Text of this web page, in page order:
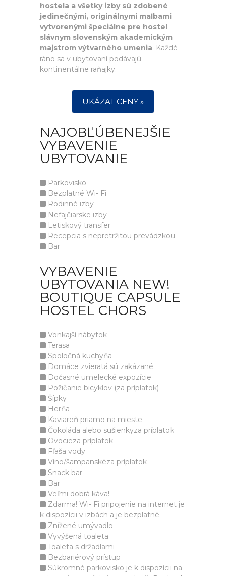
hostela a všetky izby sú zdobené
jedinečnými, originálnymi maľbami
vytvorenými špeciálne pre hostel
slávnym slovenským akademickým
majstrom výtvarného umenia. Každé
ráno sa v ubytovaní podávajú
kontinentálne raňajky.
UKÁZAT CENY »
NAJOBĽÚBENEJŠIE
VYBAVENIE
UBYTOVANIE
Parkovisko
Bezplatné Wi- Fi
Rodinné izby
Nefajčiarske izby
Letiskový transfer
Recepcia s nepretržitou prevádzkou
Bar
VYBAVENIE
UBYTOVANIA NEW!
BOUTIQUE CAPSULE
HOSTEL CHORS
Vonkajší nábytok
Terasa
Spoločná kuchyňa
Domáce zvieratá sú zakázané.
Dočasné umelecké expozície
Požičanie bicyklov (za príplatok)
Šípky
Herňa
Kaviareň priamo na mieste
Čokoláda alebo sušienkyza príplatok
Ovocieza príplatok
Fľaša vody
Víno/šampanskéza príplatok
Snack bar
Bar
Veľmi dobrá káva!
Zdarma! Wi- Fi pripojenie na internet je
k dispozícii v izbách a je bezplatné.
Znížené umývadlo
Vyvýšená toaleta
Toaleta s držadlami
Bezbariérový prístup
Súkromné parkovisko je k dispozícii na